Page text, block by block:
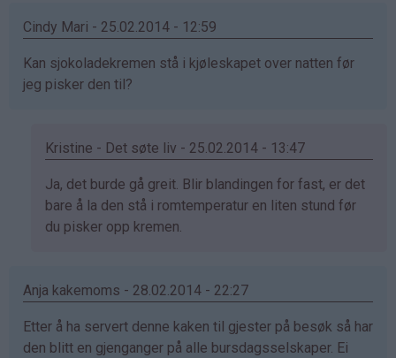
av
(ikke
bekreftet)
Cindy Mari - 25.02.2014 - 12:59
Kan sjokoladekremen stå i kjøleskapet over natten før
jeg pisker den til?
Kristine - Det søte liv - 25.02.2014 - 13:47
Som
svar
på
Mari
bekreftet)
Ja, det burde gå greit. Blir blandingen for fast, er det
bare å la den stå i romtemperatur en liten stund før
du pisker opp kremen.
Anja kakemoms - 28.02.2014 - 22:27
Etter å ha servert denne kaken til gjester på besøk så har
den blitt en gjenganger på alle bursdagsselskaper. Ei